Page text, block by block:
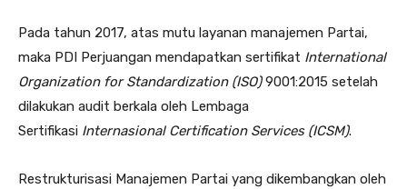
Pada tahun 2017, atas mutu layanan manajemen Partai,
maka PDI Perjuangan mendapatkan sertifikat International
Organization for Standardization (ISO)9001:2015 setelah
dilakukan audit berkala oleh Lembaga
Sertifikasi Internasional Certification Services (ICSM).
Restrukturisasi Manajemen Partai yang dikembangkan oleh